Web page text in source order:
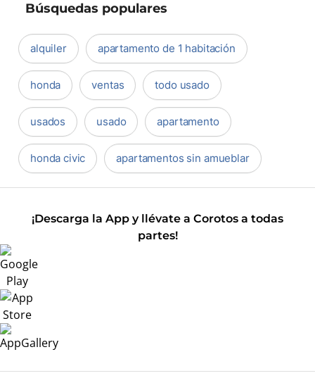
Búsquedas populares
alquiler apartamento de 1 habitación
honda ventas todo usado
usados usado apartamento
honda civic apartamentos sin amueblar
¡Descarga la App y llévate a Corotos a todas
partes!